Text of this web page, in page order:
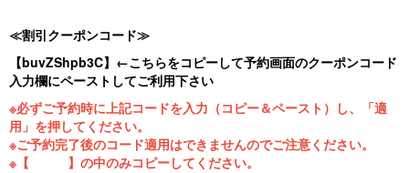
≪割引クーポンコード≫
【buvZShpb3C】←こちらをコピーして予約画面のクーポンコード
入力欄にペーストしてご利用下さい
※必ずご予約時に上記コードを入力（コピー＆ペースト）し、「適
用」を押してください。
※ご予約完了後のコード適用はできませんのでご注意ください。
※【 】の中のみコピーしてください。